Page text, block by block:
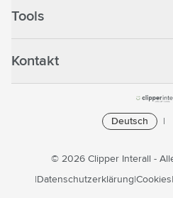
Tools
Kontakt
Deutsch
© 2026 Clipper Interall -
Datenschutzerklärung Cookies